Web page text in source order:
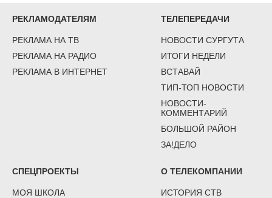
РЕКЛАМОДАТЕЛЯМ
РЕКЛАМА НА ТВ
РЕКЛАМА НА РАДИО
РЕКЛАМА В ИНТЕРНЕТ
ТЕЛЕПЕРЕДАЧИ
НОВОСТИ СУРГУТА
ИТОГИ НЕДЕЛИ
ВСТАВАЙ
ТИП-ТОП НОВОСТИ
НОВОСТИ-
КОММЕНТАРИЙ
БОЛЬШОЙ РАЙОН
ЗА!ДЕЛО
СПЕЦПРОЕКТЫ
МОЯ ШКОЛА
О ТЕЛЕКОМПАНИИ
ИСТОРИЯ СТВ